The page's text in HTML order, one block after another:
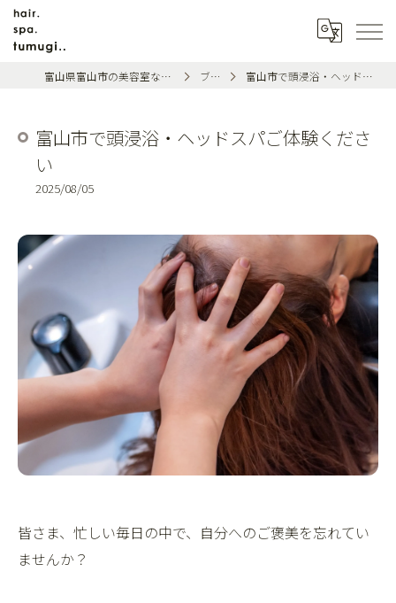
富山県富山市の美容室ならhair.spa.tumugi.. ブログ 富山市で頭浸浴・ヘッドスパご体験ください
富山市で頭浸浴・ヘッドスパご体験くださ
い
2025/08/05
皆さま、忙しい毎日の中で、自分へのご褒美を忘れてい
ませんか？